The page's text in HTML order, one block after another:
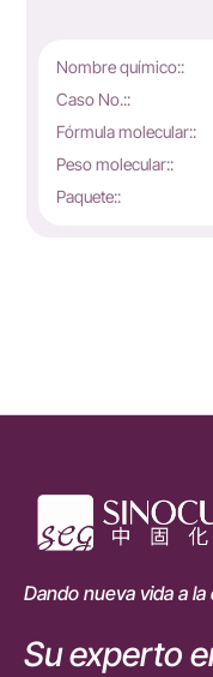
Nombre químico::
Caso No.::
Fórmula molecular::
Peso molecular::
Paquete::
Dando nueva vida a la
Su experto